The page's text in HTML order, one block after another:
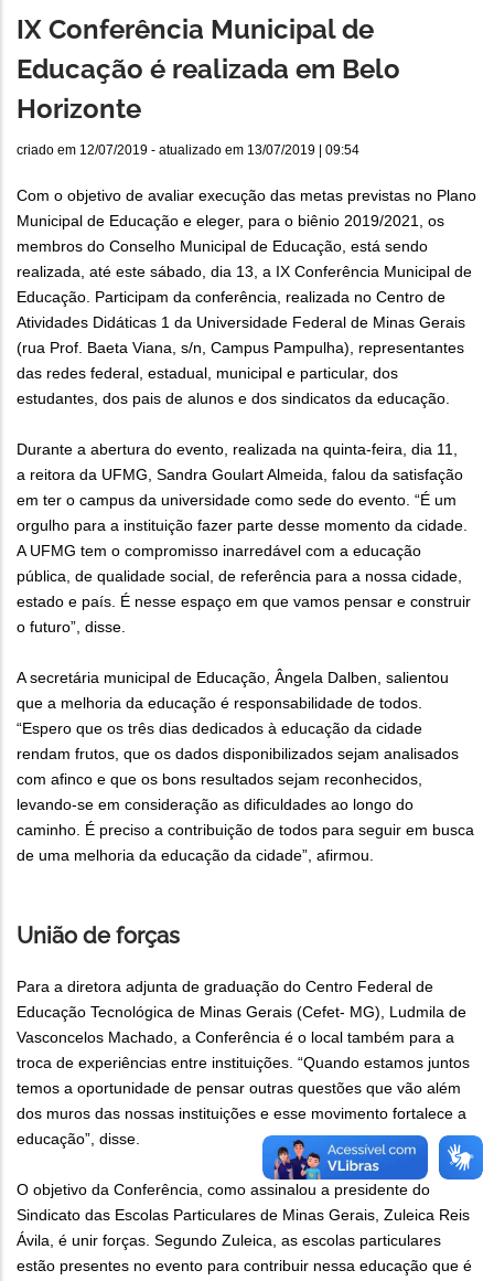
IX Conferência Municipal de
Educação é realizada em Belo
Horizonte
criado em 12/07/2019 - atualizado em 13/07/2019 | 09:54
Com o objetivo de avaliar execução das metas previstas no Plano
Municipal de Educação e eleger, para o biênio 2019/2021, os
membros do Conselho Municipal de Educação, está sendo
realizada, até este sábado, dia 13, a IX Conferência Municipal de
Educação. Participam da conferência, realizada no Centro de
Atividades Didáticas 1 da Universidade Federal de Minas Gerais
(rua Prof. Baeta Viana, s/n, Campus Pampulha), representantes
das redes federal, estadual, municipal e particular, dos
estudantes, dos pais de alunos e dos sindicatos da educação.
Durante a abertura do evento, realizada na quinta-feira, dia 11,
a reitora da UFMG, Sandra Goulart Almeida, falou da satisfação
em ter o campus da universidade como sede do evento. “É um
orgulho para a instituição fazer parte desse momento da cidade.
A UFMG tem o compromisso inarredável com a educação
pública, de qualidade social, de referência para a nossa cidade,
estado e país. É nesse espaço em que vamos pensar e construir
o futuro”, disse.
A secretária municipal de Educação, Ângela Dalben, salientou
que a melhoria da educação é responsabilidade de todos.
“Espero que os três dias dedicados à educação da cidade
rendam frutos, que os dados disponibilizados sejam analisados
com afinco e que os bons resultados sejam reconhecidos,
levando-se em consideração as dificuldades ao longo do
caminho. É preciso a contribuição de todos para seguir em busca
de uma melhoria da educação da cidade”, afirmou.
União de forças
Para a diretora adjunta de graduação do Centro Federal de
Educação Tecnológica de Minas Gerais (Cefet- MG), Ludmila de
Vasconcelos Machado, a Conferência é o local também para a
troca de experiências entre instituições. “Quando estamos juntos
temos a oportunidade de pensar outras questões que vão além
dos muros das nossas instituições e esse movimento fortalece a
educação”, disse.
O objetivo da Conferência, como assinalou a presidente do
Sindicato das Escolas Particulares de Minas Gerais, Zuleica Reis
Ávila, é unir forças. Segundo Zuleica, as escolas particulares
estão presentes no evento para contribuir nessa educação que é